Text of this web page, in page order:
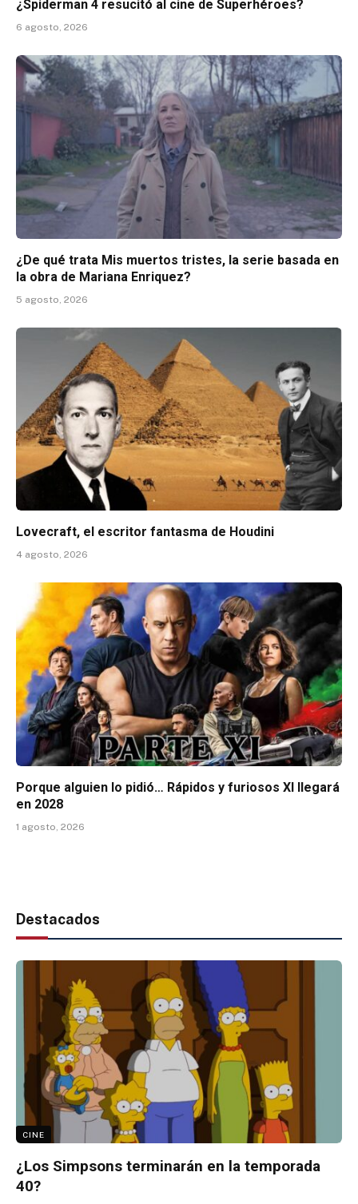
¿Spiderman 4 resucitó al cine de Superhéroes?
6 agosto, 2026
¿De qué trata Mis muertos tristes, la serie basada en
la obra de Mariana Enriquez?
5 agosto, 2026
Lovecraft, el escritor fantasma de Houdini
4 agosto, 2026
Porque alguien lo pidió… Rápidos y furiosos XI llegará
en 2028
1 agosto, 2026
Destacados
CINE
¿Los Simpsons terminarán en la temporada
40?